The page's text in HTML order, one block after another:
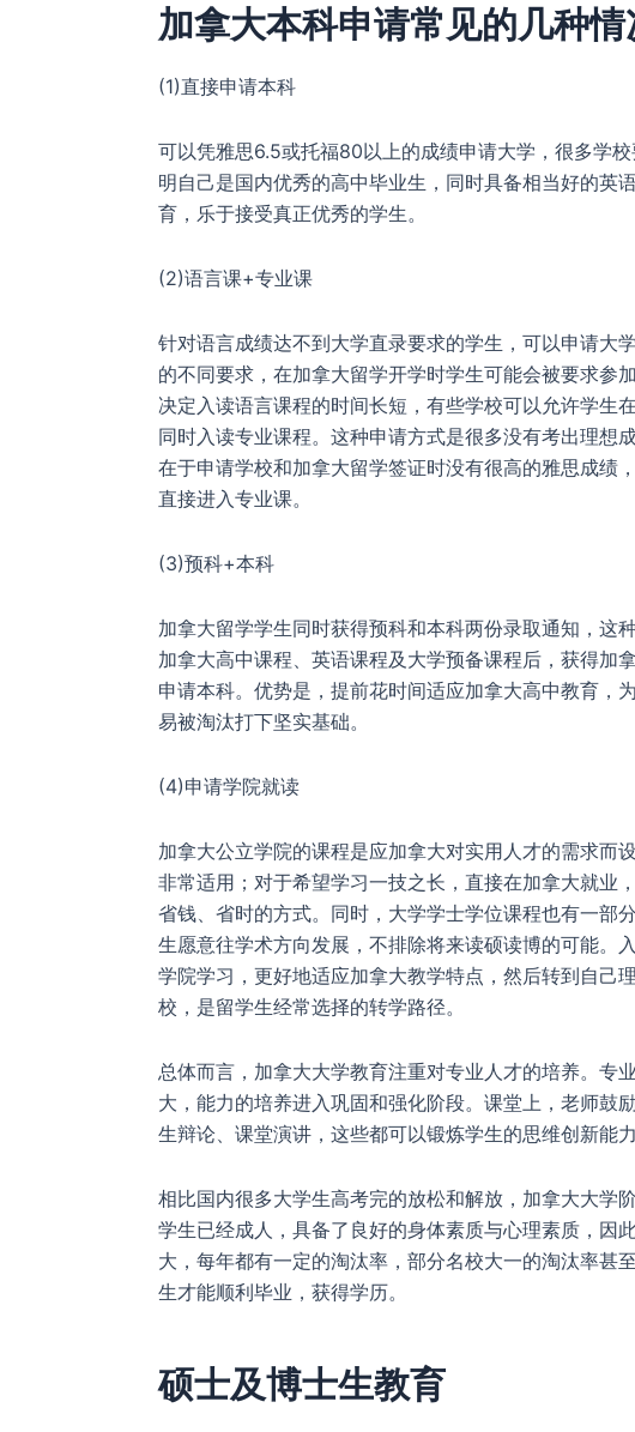
加拿大本科申请常见的几种情
(1)直接申请本科
可以凭雅思6.5或托福80以上的成绩申请大学，很多学
明自己是国内优秀的高中毕业生，同时具备相当好的英
育，乐于接受真正优秀的学生。
(2)语言课+专业课
针对语言成绩达不到大学直录要求的学生，可以申请大
的不同要求，在加拿大留学开学时学生可能会被要求参
决定入读语言课程的时间长短，有些学校可以允许学生
同时入读专业课程。这种申请方式是很多没有考出理想
在于申请学校和加拿大留学签证时没有很高的雅思成绩
直接进入专业课。
(3)预科+本科
加拿大留学学生同时获得预科和本科两份录取通知，这
加拿大高中课程、英语课程及大学预备课程后，获得加
申请本科。优势是，提前花时间适应加拿大高中教育，
易被淘汰打下坚实基础。
(4)申请学院就读
加拿大公立学院的课程是应加拿大对实用人才的需求而
非常适用；对于希望学习一技之长，直接在加拿大就业
省钱、省时的方式。同时，大学学士学位课程也有一部
生愿意往学术方向发展，不排除将来读硕读博的可能。
学院学习，更好地适应加拿大教学特点，然后转到自己
校，是留学生经常选择的转学路径。
总体而言，加拿大大学教育注重对专业人才的培养。专
大，能力的培养进入巩固和强化阶段。课堂上，老师鼓
生辩论、课堂演讲，这些都可以锻炼学生的思维创新能
相比国内很多大学生高考完的放松和解放，加拿大大学
学生已经成人，具备了良好的身体素质与心理素质，因
大，每年都有一定的淘汰率，部分名校大一的淘汰率甚
生才能顺利毕业，获得学历。
硕士及博士生教育